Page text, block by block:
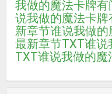
我做的魔法卡牌
说我做的魔法卡
新章节谁说我做的
最新章节TXT谁说
TXT谁说我做的